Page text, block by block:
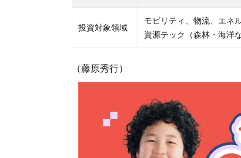
投資対象領域
モビリティ、物流、エネ
資源テック（森林・海洋
（藤原秀行）